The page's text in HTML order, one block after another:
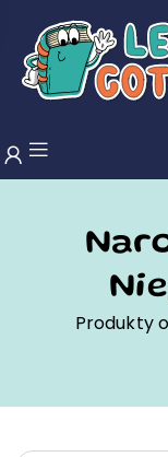
Produkty